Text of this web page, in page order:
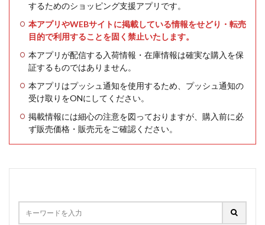
するためのショッピング支援アプリです。
本アプリやWEBサイトに掲載している情報をせどり・転売
目的で利用することを固く禁止いたします。
本アプリが配信する入荷情報・在庫情報は確実な購入を保
証するものではありません。
本アプリはプッシュ通知を使用するため、プッシュ通知の
受け取りをONにしてください。
掲載情報には細心の注意を図っておりますが、購入前に必
ず販売価格・販売元をご確認ください。